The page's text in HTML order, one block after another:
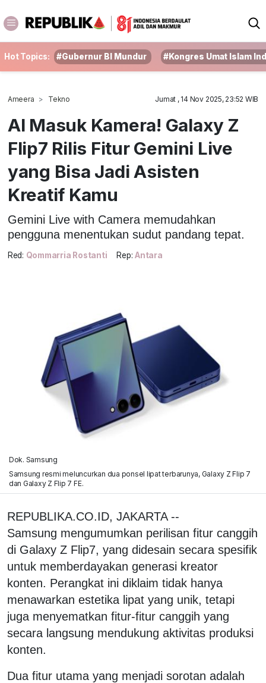
Hot Topics: #Gubernur BI Mundur #Kongres Umat Islam
Ameera Tekno Jumat , 14 Nov 2025, 23:52 WIB
AI Masuk Kamera! Galaxy Z
Flip7 Rilis Fitur Gemini Live
yang Bisa Jadi Asisten
Kreatif Kamu
Gemini Live with Camera memudahkan
pengguna menentukan sudut pandang tepat.
Red: Qommarria Rostanti Rep: Antara
Dok. Samsung
Samsung resmi meluncurkan dua ponsel lipat terbarunya, Galaxy Z Flip 7
dan Galaxy Z Flip 7 FE.
REPUBLIKA.CO.ID, JAKARTA --
Samsung mengumumkan perilisan fitur canggih
di Galaxy Z Flip7, yang didesain secara spesifik
untuk memberdayakan generasi kreator
konten. Perangkat ini diklaim tidak hanya
menawarkan estetika lipat yang unik, tetapi
juga menyematkan fitur-fitur canggih yang
secara langsung mendukung aktivitas produksi
konten.
Dua fitur utama yang menjadi sorotan adalah